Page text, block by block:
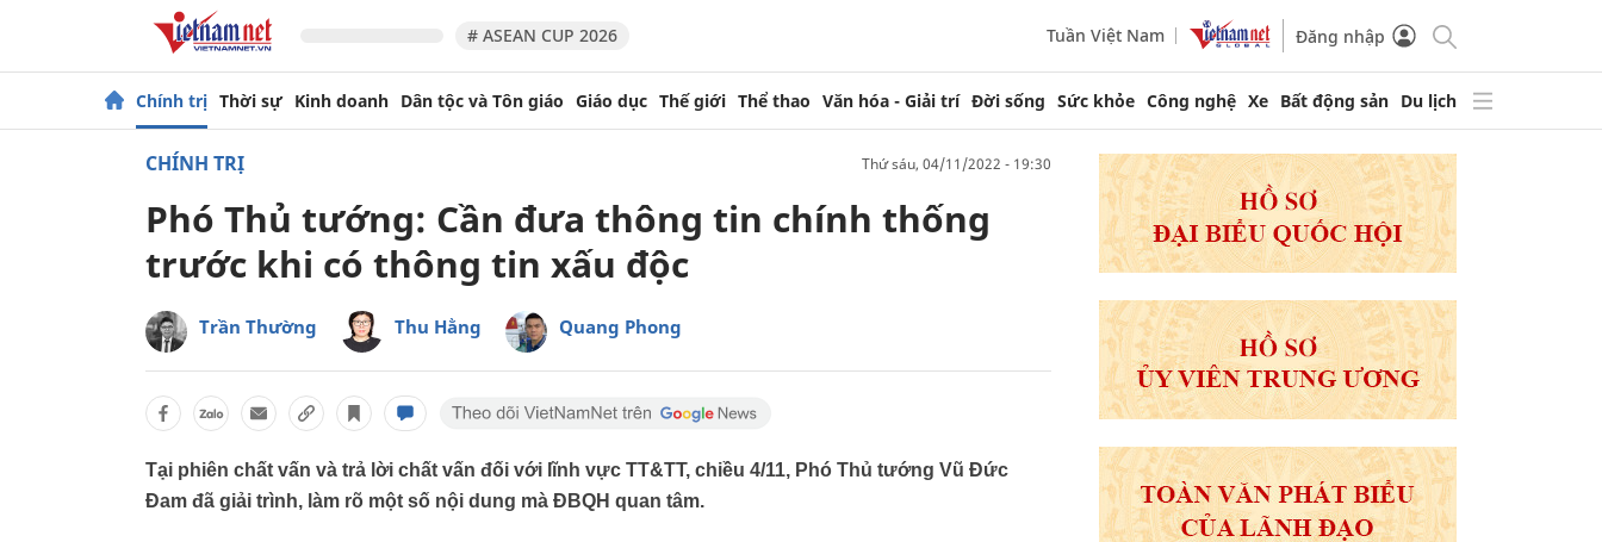
# ASEAN CUP 2026 Tuần Việt Nam Đăng nhập
Chính trị Thời sự Kinh doanh Dân tộc và Tôn giáo Giáo dục Thế giới Thể thao Văn hóa - Giải trí Đời sống Sức khỏe Công nghệ Xe Bất động sản Du lịch
CHÍNH TRỊ thứ sáu, 04/11/2022 - 19:30
Phó Thủ tướng: Cần đưa thông tin chính thống
trước khi có thông tin xấu độc
Trần Thường Thu Hằng Quang Phong
Tại phiên chất vấn và trả lời chất vấn đối với lĩnh vực TT&TT, chiều 4/11, Phó Thủ tướng Vũ Đức
Đam đã giải trình, làm rõ một số nội dung mà ĐBQH quan tâm.